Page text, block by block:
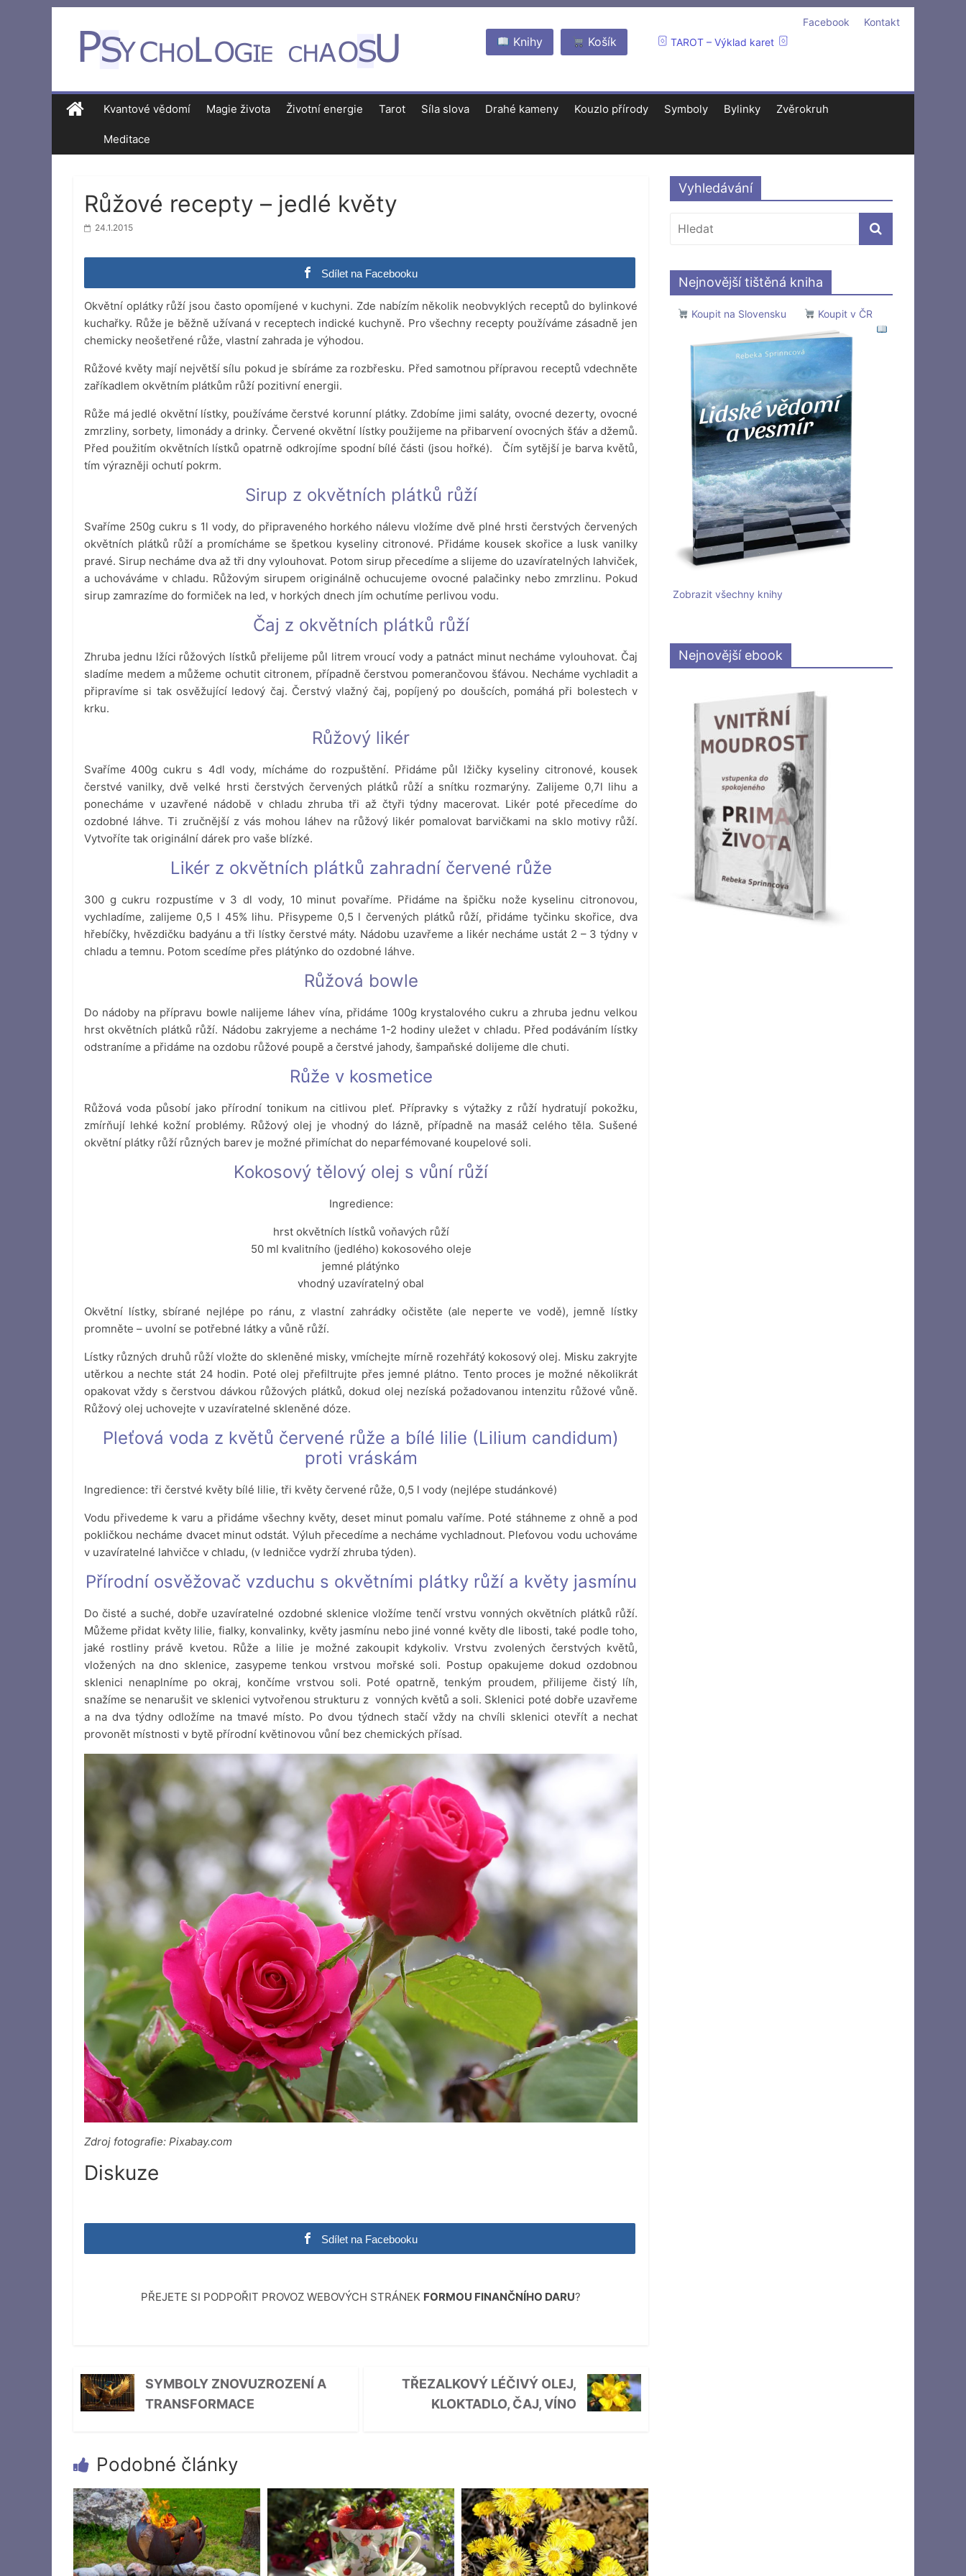
Kontakt
Facebook
TAROT – Výklad karet
Košík
Knihy
Kvantové vědomí Magie života Životní energie Tarot Síla slova Drahé kameny Kouzlo přírody Symboly Bylinky Zvěrokruh
Meditace
Růžové recepty – jedlé květy
24.1.2015
Sdílet na Facebooku
Okvětní oplátky růží jsou často opomíjené v kuchyni. Zde nabízím několik neobvyklých receptů do bylinkové
kuchařky. Růže je běžně užívaná v receptech indické kuchyně. Pro všechny recepty používáme zásadně jen
chemicky neošetřené růže, vlastní zahrada je výhodou.
Růžové květy mají největší sílu pokud je sbíráme za rozbřesku. Před samotnou přípravou receptů vdechněte
zaříkadlem okvětním plátkům růží pozitivní energii.
Růže má jedlé okvětní lístky, používáme čerstvé ko­runní plátky. Zdobíme jimi saláty, ovocné dezerty, ovocné
zmrzliny, sorbety, limonády a drinky. Červené okvětní lístky použijeme na přibarvení ovocných šťáv a džemů.
Před použitím okvětních lístků opatrně odkrojíme spodní bílé části (jsou hořké). Čím sytější je barva květů,
tím výrazněji ochutí pokrm.
Sirup z okvětních plátků růží
Svaříme 250g cukru s 1l vody, do připraveného horkého nálevu vložíme dvě plné hrsti čerstvých červených
okvětních plátků růží a promícháme se špetkou kyseliny citronové. Přidáme kousek skořice a lusk vanilky
pravé. Sirup necháme dva až tři dny vylouhovat. Potom sirup přecedíme a slijeme do uzavíratelných lahviček,
a uchováváme v chladu. Růžovým sirupem originálně ochucujeme ovocné palačinky nebo zmrzlinu. Pokud
sirup zamrazíme do formiček na led, v horkých dnech jím ochutíme perlivou vodu.
Čaj z okvětních plátků růží
Zhruba jednu lžíci růžových lístků přelijeme půl litrem vroucí vody a patnáct minut necháme vylouhovat. Čaj
sladíme medem a můžeme ochutit citronem, případně čerstvou pomerančovou šťávou. Necháme vychladit a
připravíme si tak osvěžující ledový čaj. Čerstvý vlažný čaj, popíjený po doušcích, pomáhá při bolestech v
krku.
Růžový likér
Svaříme 400g cukru s 4dl vody, mícháme do rozpuštění. Přidáme půl lžičky kyseliny citronové, kousek
čerstvé vanilky, dvě velké hrsti čerstvých červených plátků růží a snítku rozmarýny. Zalijeme 0,7l lihu a
ponecháme v uzavřené nádobě v chladu zhruba tři až čtyři týdny macerovat. Likér poté přecedíme do
ozdobné láhve. Ti zručnější z vás mohou láhev na růžový likér pomalovat barvičkami na sklo motivy růží.
Vytvoříte tak originální dárek pro vaše blízké.
Likér z okvětních plátků zahradní červené růže
300 g cukru rozpustíme v 3 dl vody, 10 minut povaříme. Přidáme na špičku nože kyselinu citronovou,
vychladíme, zalijeme 0,5 l 45% lihu. Přisypeme 0,5 l červených plátků růží, přidáme tyčinku skořice, dva
hřebíčky, hvězdičku badyánu a tři lístky čerstvé máty. Nádobu uzavřeme a likér necháme ustát 2 – 3 týdny v
chladu a temnu. Potom scedíme přes plátýnko do ozdobné láhve.
Růžová bowle
Do nádoby na přípravu bowle nalijeme láhev vína, přidáme 100g krystalového cukru a zhruba jednu velkou
hrst okvětních plátků růží. Nádobu zakryjeme a necháme 1-2 hodiny uležet v chladu. Před podáváním lístky
odstraníme a přidáme na ozdobu růžové poupě a čerstvé jahody, šampaňské dolijeme dle chuti.
Růže v kosmetice
Růžová voda působí jako přírodní tonikum na citlivou pleť. Přípravky s výtažky z růží hydratují pokožku,
zmírňují lehké kožní problémy. Růžový olej je vhodný do lázně, případně na masáž celého těla. Sušené
okvětní plátky růží různých barev je možné přimíchat do neparfémované koupelové soli.
Kokosový tělový olej s vůní růží
Ingredience:
hrst okvětních lístků voňavých růží
50 ml kvalitního (jedlého) kokosového oleje
jemné plátýnko
vhodný uzavíratelný obal
Okvětní lístky, sbírané nejlépe po ránu, z vlastní zahrádky očistěte (ale neperte ve vodě), jemně lístky
promněte – uvolní se potřebné látky a vůně růží.
Lístky různých druhů růží vložte do skleněné misky, vmíchejte mírně rozehřátý kokosový olej. Misku zakryjte
utěrkou a nechte stát 24 hodin. Poté olej přefiltrujte přes jemné plátno. Tento proces je možné několikrát
opakovat vždy s čerstvou dávkou růžových plátků, dokud olej nezíská požadovanou intenzitu růžové vůně.
Růžový olej uchovejte v uzavíratelné skleněné dóze.
Pleťová voda z květů červené růže a bílé lilie (Lilium candidum)
proti vráskám
Ingredience: tři čerstvé květy bílé lilie, tři květy červené růže, 0,5 l vody (nejlépe studánkové)
Vodu přivedeme k varu a přidáme všechny květy, deset minut pomalu vaříme. Poté stáhneme z ohně a pod
pokličkou necháme dvacet minut odstát. Výluh přecedíme a necháme vychladnout. Pleťovou vodu uchováme
v uzavíratelné lahvičce v chladu, (v ledničce vydrží zhruba týden).
Přírodní osvěžovač vzduchu s okvětními plátky růží a květy jasmínu
Do čisté a suché, dobře uzavíratelné ozdobné sklenice vložíme tenčí vrstvu vonných okvětních plátků růží.
Můžeme přidat květy lilie, fialky, konvalinky, květy jasmínu nebo jiné vonné květy dle libosti, také podle toho,
jaké rostliny právě kvetou. Růže a lilie je možné zakoupit kdykoliv. Vrstvu zvolených čerstvých květů,
vložených na dno sklenice, zasypeme tenkou vrstvou mořské soli. Postup opakujeme dokud ozdobnou
sklenici nenaplníme po okraj, končíme vrstvou soli. Poté opatrně, tenkým proudem, přilijeme čistý líh,
snažíme se nenarušit ve sklenici vytvořenou strukturu z vonných květů a soli. Sklenici poté dobře uzavřeme
a na dva týdny odložíme na tmavé místo. Po dvou týdnech stačí vždy na chvíli sklenici otevřít a nechat
provonět místnosti v bytě přírodní květinovou vůní bez chemických přísad.
Zdroj fotografie: Pixabay.com
Diskuze
Sdílet na Facebooku
PŘEJETE SI PODPOŘIT PROVOZ WEBOVÝCH STRÁNEK FORMOU FINANČNÍHO DARU?
SYMBOLY ZNOVUZROZENÍ A
TRANSFORMACE
TŘEZALKOVÝ LÉČIVÝ OLEJ,
KLOKTADLO, ČAJ, VÍNO
Podobné články
Vyhledávání
Nejnovější tištěná kniha
Koupit na Slovensku Koupit v ČR
Zobrazit všechny knihy
Nejnovější ebook